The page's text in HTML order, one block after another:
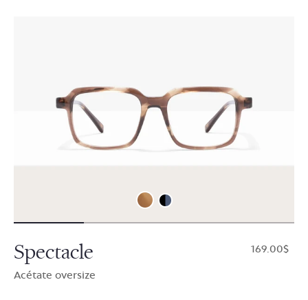
Spectacle
Acétate oversize
$169.00